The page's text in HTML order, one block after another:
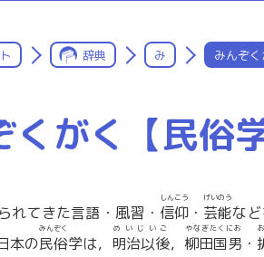
辞典 み みんぞく
くがく【民俗学
れてきた言語・風習・ 信仰
しんこう
・ 芸能
げいのう
など
本の民俗
みんぞく
学は， 明治以後
めいじいご
， 柳田国男
やなぎたくにお
・